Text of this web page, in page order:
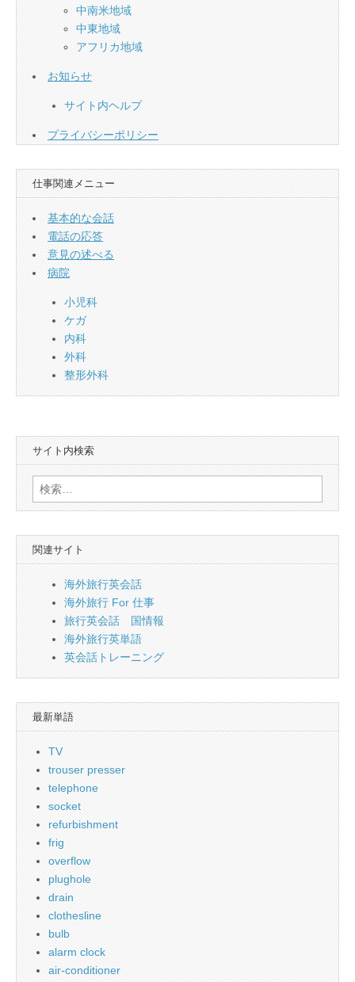
中南米地域
中東地域
アフリカ地域
お知らせ
サイト内ヘルプ
プライバシーポリシー
仕事関連メニュー
基本的な会話
電話の応答
意見の述べる
病院
小児科
ケガ
内科
外科
整形外科
サイト内検索
検
索:
関連サイト
海外旅行英会話
海外旅行 For 仕事
旅行英会話 国情報
海外旅行英単語
英会話トレーニング
最新単語
TV
trouser presser
telephone
socket
refurbishment
frig
overflow
plughole
drain
clothesline
bulb
alarm clock
air-conditioner